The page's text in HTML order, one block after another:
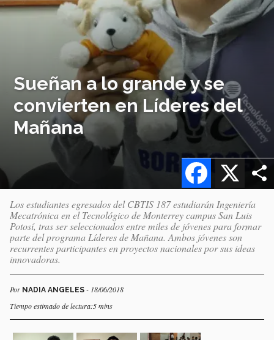
Sueñan a lo grande y se
convierten en Líderes del
Mañana
X
Facebook
Los estudiantes egresados del CBTIS 187 estudiarán Ingeniería
Mecatrónica en el Tecnológico de Monterrey campus San Luis
Potosí, tras ser seleccionados entre miles de jóvenes para formar
parte del programa Líderes de Mañana. Ambos jóvenes son
recurrentes participantes en proyectos nacionales por sus ideas
innovadoras.
Por NADIA ANGELES - 18/06/2018
Tiempo estimado de lectura:5 mins